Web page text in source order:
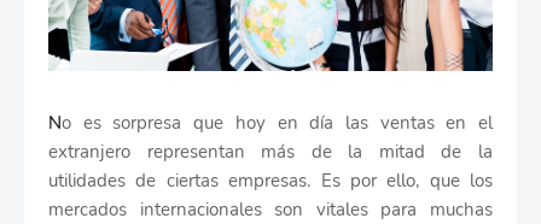
No es sorpresa que hoy en día las ventas en el
extranjero representan más de la mitad de la
utilidades de ciertas empresas. Es por ello, que los
mercados internacionales son vitales para muchas